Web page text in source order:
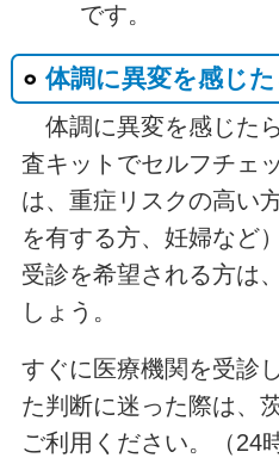
です。
体調に異変を感じた
体調に異変を感じた
査キットでセルフチェ
は、重症リスクの高い
を有する方、妊婦など
受診を希望される方は
しょう。
すぐに医療機関を受診
た判断に迷った際は、
ご利用ください。（24